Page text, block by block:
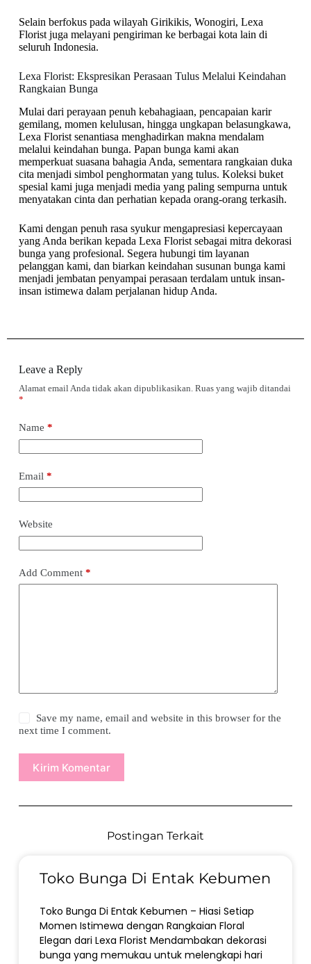
Selain berfokus pada wilayah Girikikis, Wonogiri, Lexa
Florist juga melayani pengiriman ke berbagai kota lain di
seluruh Indonesia.
Lexa Florist: Ekspresikan Perasaan Tulus Melalui Keindahan
Rangkaian Bunga
Mulai dari perayaan penuh kebahagiaan, pencapaian karir
gemilang, momen kelulusan, hingga ungkapan belasungkawa,
Lexa Florist senantiasa menghadirkan makna mendalam
melalui keindahan bunga. Papan bunga kami akan
memperkuat suasana bahagia Anda, sementara rangkaian duka
cita menjadi simbol penghormatan yang tulus. Koleksi buket
spesial kami juga menjadi media yang paling sempurna untuk
menyatakan cinta dan perhatian kepada orang-orang terkasih.
Kami dengan penuh rasa syukur mengapresiasi kepercayaan
yang Anda berikan kepada Lexa Florist sebagai mitra dekorasi
bunga yang profesional. Segera hubungi tim layanan
pelanggan kami, dan biarkan keindahan susunan bunga kami
menjadi jembatan penyampai perasaan terdalam untuk insan-
insan istimewa dalam perjalanan hidup Anda.
Leave a Reply
Alamat email Anda tidak akan dipublikasikan. Ruas yang wajib ditandai
*
Name *
Email *
Website
Add Comment*
Save my name, email and website in this browser for the
next time I comment.
Kirim Komentar
Postingan Terkait
Toko Bunga Di Entak Kebumen
Toko Bunga Di Entak Kebumen – Hiasi Setiap
Momen Istimewa dengan Rangkaian Floral
Elegan dari Lexa Florist Mendambakan dekorasi
bunga yang memukau untuk melengkapi hari